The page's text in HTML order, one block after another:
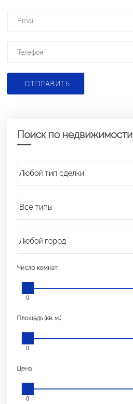
ОТПРАВИТЬ
Поиск по недвижимости
Число комнат
0
Площадь (кв. м.)
0
Цена
0